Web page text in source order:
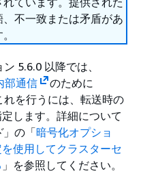
不一致または矛盾があ
5.6.0 以降では、
部通信
のために
を行うには、転送時の
します。詳細について
」の「暗号化オプショ
使用してクラスターセ
」を参照してください。